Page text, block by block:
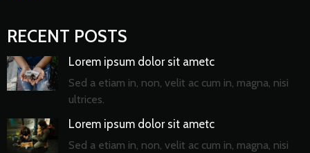
RECENT POSTS
Lorem ipsum dolor sit ametc
Sed a etiam in, non, velit ac cum in, magna, nisi
ultrices.
Lorem ipsum dolor sit ametc
Sed a etiam in, non, velit ac cum in, magna, nisi